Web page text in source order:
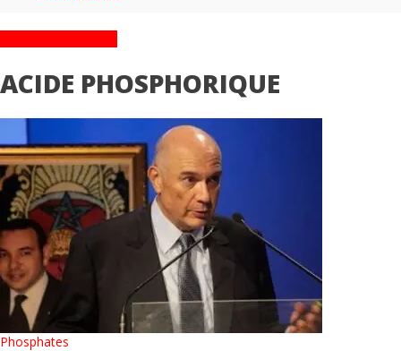
ACIDE PHOSPHORIQUE
Phosphates